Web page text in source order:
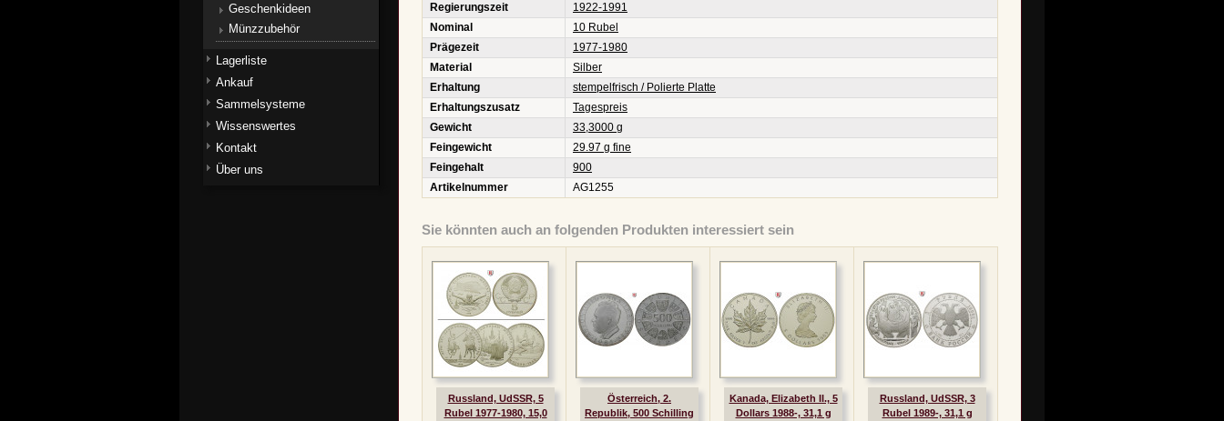
Regierungszeit
1922-1991
Nominal
10 Rubel
Prägezeit
1977-1980
Material
Silber
Erhaltung
stempelfrisch / Polierte Platte
Erhaltungszusatz
Tagespreis
Gewicht
33,3000 g
Feingewicht
29.97 g fine
Feingehalt
900
Artikelnummer
AG1255
Sie könnten auch an folgenden Produkten interessiert sein
Russland, UdSSR, 5
Rubel 1977-1980, 15,0
Österreich, 2.
Republik, 500 Schilling
Kanada, Elizabeth II., 5
Dollars 1988-, 31,1 g
Russland, UdSSR, 3
Rubel 1989-, 31,1 g
Geschenkideen
Münzzubehör
Lagerliste
Ankauf
Sammelsysteme
Wissenswertes
Kontakt
Über uns